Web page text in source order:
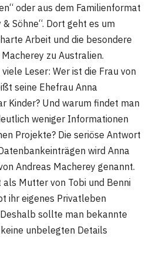
oder aus dem Familienformat
Söhne“. Dort geht es um
Arbeit und die besondere
zu Australien.
Leser: Wer ist die Frau von
seine Ehefrau Anna
Kinder? Und warum findet man
weniger Informationen
Projekte? Die seriöse Antwort
wird Anna
Andreas Macherey genannt.
Mutter von Tobi und Benni
ihr eigenes Privatleben
sollte man bekannte
unbelegten Details